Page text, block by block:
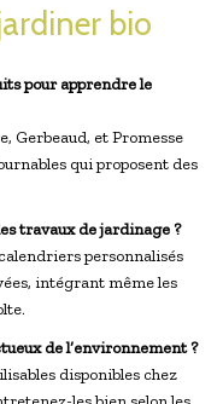
bio
pour apprendre le
Gerbeaud, et Promesse
qui proposent des
travaux de jardinage ?
personnalisés
intégrant même les
de l’environnement ?
disponibles chez